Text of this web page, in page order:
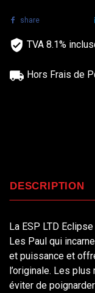
share
TVA 8.1%
Hors Frais de
DESCRIPTION
La ESP LTD
Les Paul qui
et puissance et
l’originale. Les
éviter de